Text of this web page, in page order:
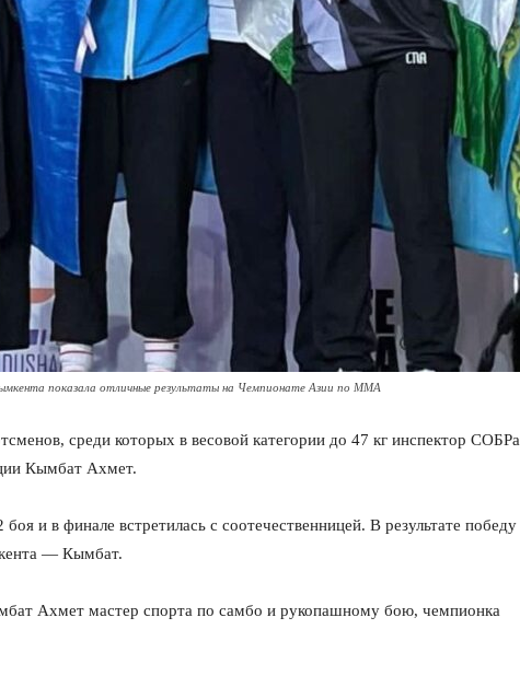
показала отличные результаты на Чемпионате Азии по ММА
среди которых в весовой категории до 47 кг инспектор СОБРа
Кымбат Ахмет.
и в финале встретилась с соотечественницей. В результате победу
— Кымбат.
Ахмет мастер спорта по самбо и рукопашному бою, чемпионка